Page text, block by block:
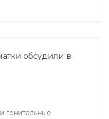
обсудили в
генитальные